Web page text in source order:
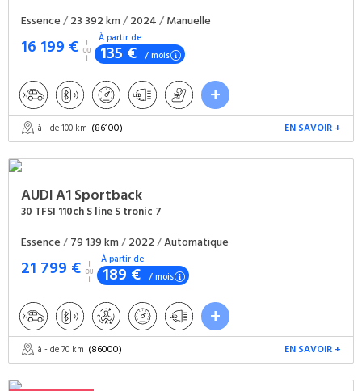
Essence/23 392 km/2024/Manuelle
16 199 € À partir de
135 € / mois
à - de 100 km (86100) EN SAVOIR +
AUDIA1 Sportback
30 TFSI 110ch S line S tronic 7
Essence/79 139 km/2022/Automatique
21 799 € À partir de
189 € / mois
à - de 70 km (86000) EN SAVOIR +